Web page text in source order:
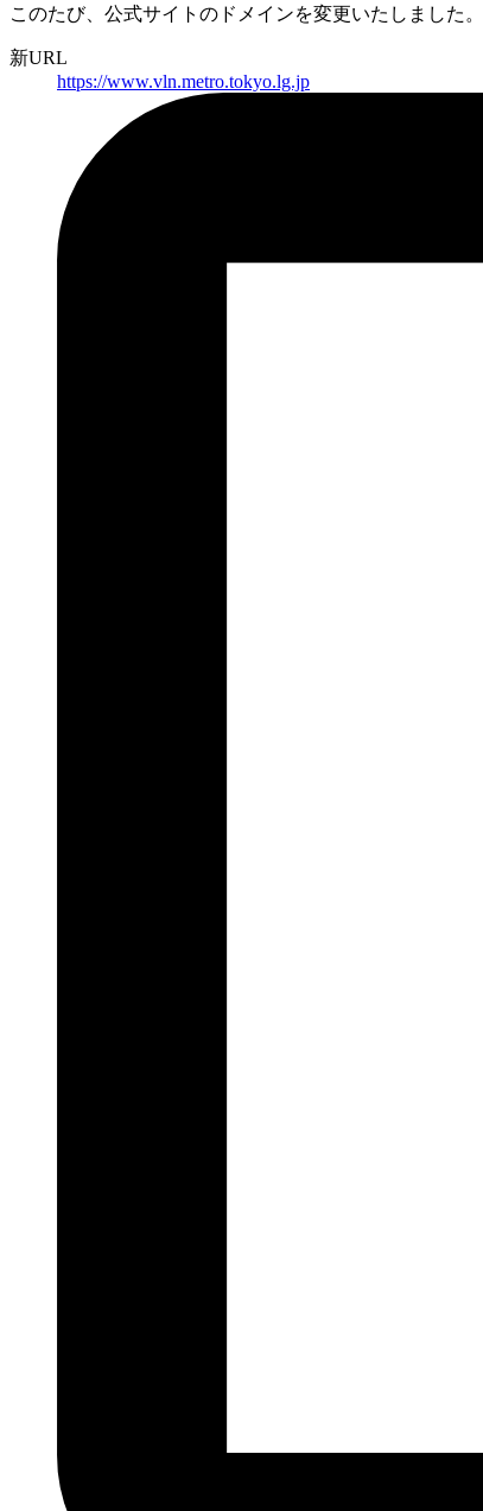
このたび、公式サイトのドメインを変更いたしました。
新URL
https://www.vln.metro.tokyo.lg.jp